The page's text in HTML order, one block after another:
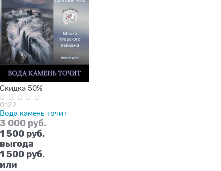
Скидка 50%
0122
Вода камень точит
3 000 руб.
1 500 руб.
выгода
1 500 руб.
или